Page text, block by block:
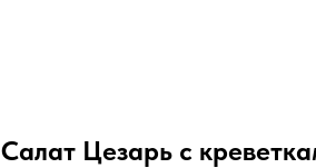
Салат Цезарь с